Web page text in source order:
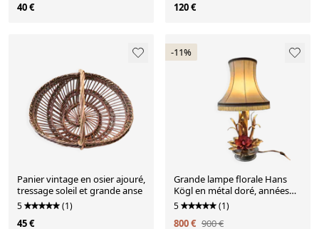
40 € 120 €
Panier vintage en osier ajouré,
tressage soleil et grande anse
5 (1)
45 €
-11%
Grande lampe florale Hans
Kögl en métal doré, années
1970
5 (1)
800 € 900 €